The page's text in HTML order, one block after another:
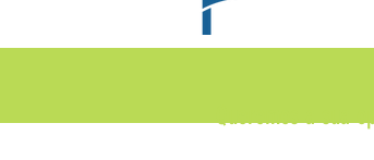
Queremos a sua